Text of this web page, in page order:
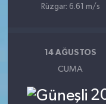
Rüzgar: 6.61 m/s
14 AĞUSTOS
CUMA